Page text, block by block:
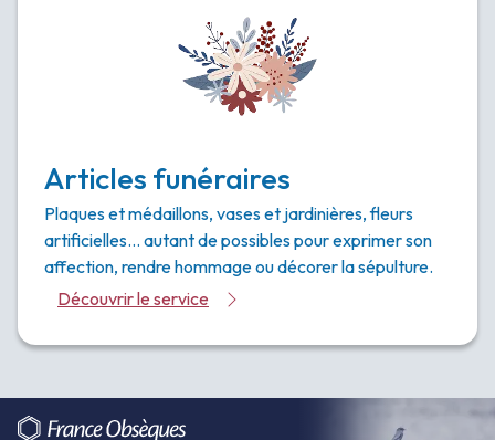
Articles funéraires
Plaques et médaillons, vases et jardinières, fleurs
artificielles… autant de possibles pour exprimer son
affection, rendre hommage ou décorer la sépulture.
Découvrir le service